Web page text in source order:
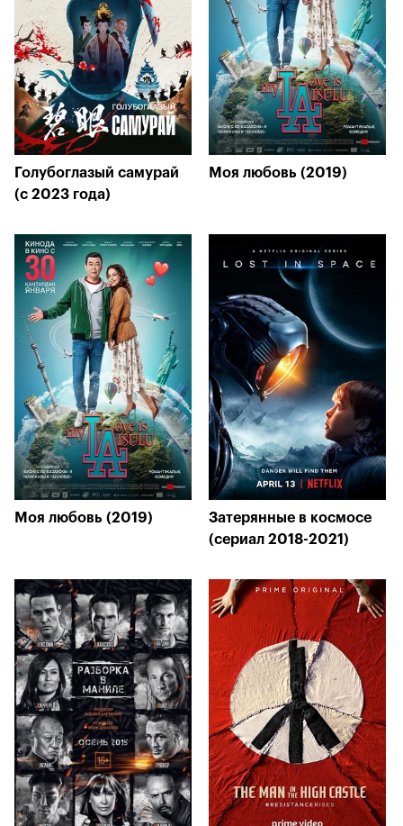
Голубоглазый самурай
(с 2023 года)
Моя любовь (2019)
Моя любовь (2019)
Затерянные в космосе
(сериал 2018-2021)